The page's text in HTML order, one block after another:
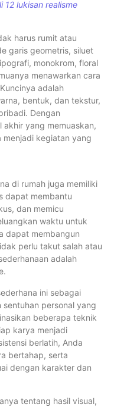
12 lukisan realisme
harus rumit atau
garis geometris, siluet
monokrom, floral
menawarkan cara
adalah
bentuk, dan tekstur,
Dengan
akhir yang memuaskan,
menjadi kegiatan yang
di rumah juga memiliki
dapat membantu
dan memicu
waktu untuk
dapat membangun
perlu takut salah atau
adalah
ini sebagai
personal yang
beberapa teknik
karya menjadi
berlatih, Anda
bertahap, serta
dengan karakter dan
tentang hasil visual,